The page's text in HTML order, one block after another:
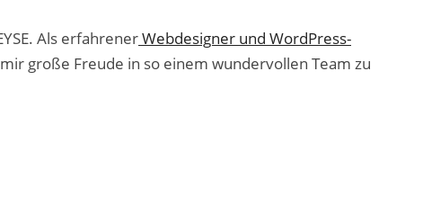
Als erfahrenerWebdesigner und WordPress-
große Freude in so einem wundervollen Team zu